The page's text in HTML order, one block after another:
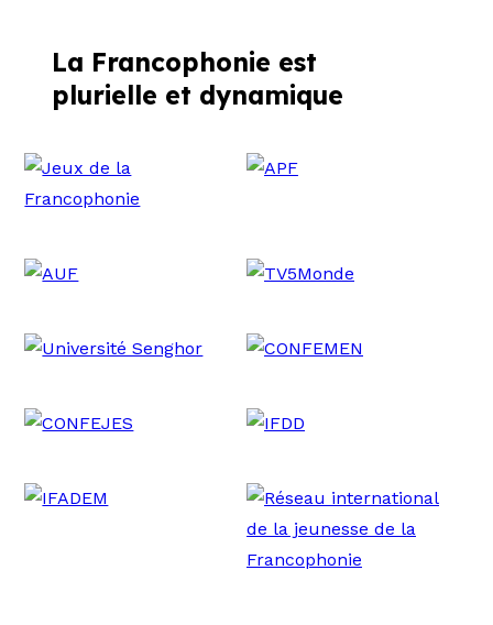
La Francophonie est
plurielle et dynamique